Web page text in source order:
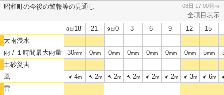
昭和町の今後の警報等の見通し 08日 17:00発表
全項目表示
8日 18- 21- 9日0- 3- 6- 9- 12- 15-
大雨浸水
雨 / １時間最大雨量
30mm 0mm 0mm 0mm 0mm 0mm 0mm 5mm
土砂災害
風
4m 2m 2m 2m 2m 2m 3m 6m
雷